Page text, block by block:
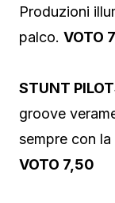
Produzioni
palco. VOTO
STUNT
groove
sempre con
VOTO 7,50